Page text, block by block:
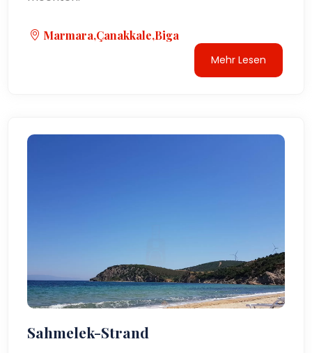
Marmara,Çanakkale,Biga
Mehr Lesen
Sahmelek-Strand